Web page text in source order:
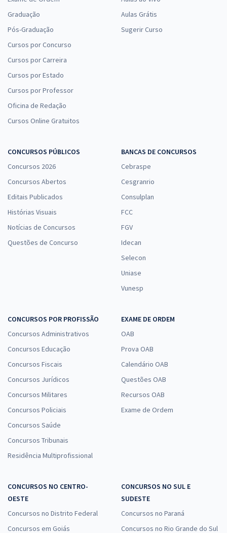
Graduação
Pós-Graduação
Cursos por Concurso
Cursos por Carreira
Cursos por Estado
Cursos por Professor
Oficina de Redação
Cursos Online Gratuitos
Aulas Grátis
Sugerir Curso
CONCURSOS PÚBLICOS
Concursos 2026
Concursos Abertos
Editais Publicados
Histórias Visuais
Notícias de Concursos
Questões de Concurso
BANCAS DE CONCURSOS
Cebraspe
Cesgranrio
Consulplan
FCC
FGV
Idecan
Selecon
Uniase
Vunesp
CONCURSOS POR PROFISSÃO
Concursos Administrativos
Concursos Educação
Concursos Fiscais
Concursos Jurídicos
Concursos Militares
Concursos Policiais
Concursos Saúde
Concursos Tribunais
Residência Multiprofissional
EXAME DE ORDEM
OAB
Prova OAB
Calendário OAB
Questões OAB
Recursos OAB
Exame de Ordem
CONCURSOS NO CENTRO-
OESTE
Concursos no Distrito Federal
Concursos em Goiás
CONCURSOS NO SUL E
SUDESTE
Concursos no Paraná
Concursos no Rio Grande do Sul